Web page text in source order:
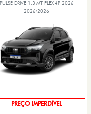
PULSE DRIVE 1.3 MT FLEX 4P 2026
2026/2026
OPORTUNIDADE